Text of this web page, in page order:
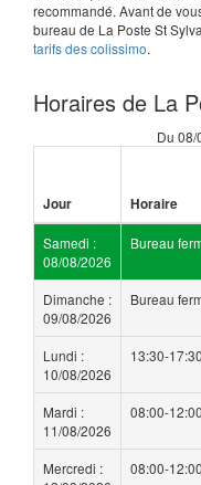
recommandé. Avant de
bureau de La Poste St
tarifs des colissimo.
Horaires de La
Du
Jour Horaire
Samedi :
08/08/2026
Bureau
Dimanche :
09/08/2026
Bureau
Lundi :
10/08/2026
13:30-17:30
Mardi :
11/08/2026
08:00-12:00
Mercredi :
08:00-12:00